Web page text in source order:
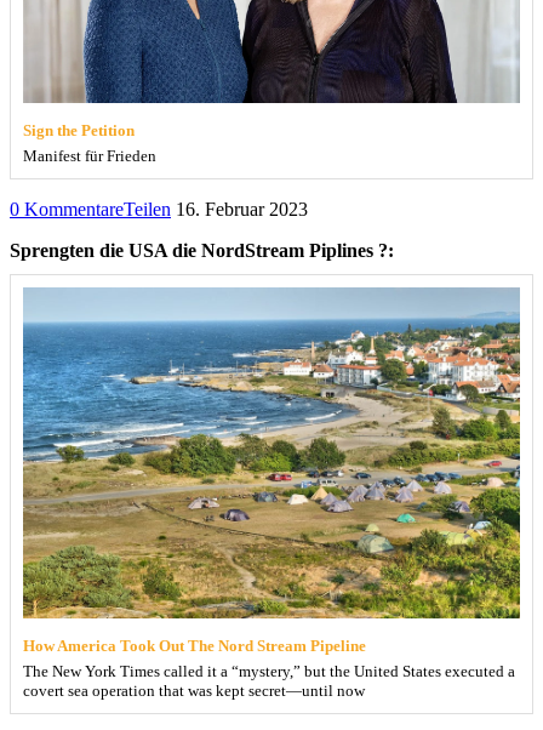
Sign the Petition
Manifest für Frieden
0 KommentareTeilen 16. Februar 2023
Sprengten die USA die NordStream Piplines ?:
How America Took Out The Nord Stream Pipeline
The New York Times called it a “mystery,” but the United States executed a
covert sea operation that was kept secret—until now